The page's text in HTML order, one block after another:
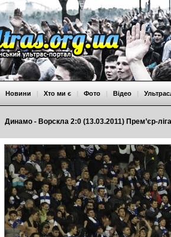
Динамо - Ворскла 2:0 (13.03.2011) Прем’єр-
Новини | Хто ми є | Фото | Відео |